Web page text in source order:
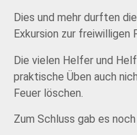
Dies und mehr durften
Exkursion zur freiwilligen
Die vielen Helfer und
praktische Üben auch
Feuer löschen.
Zum Schluss gab es